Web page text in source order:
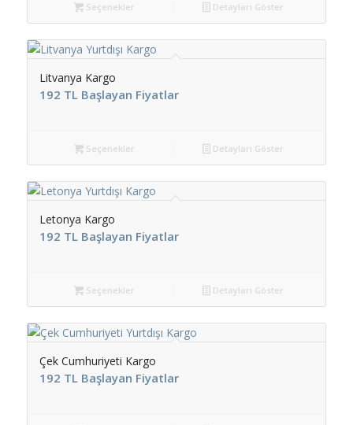
Seçenekler Detayları Göster
Litvanya Kargo
192 TL Başlayan Fiyatlar
Seçenekler Detayları Göster
Letonya Kargo
192 TL Başlayan Fiyatlar
Seçenekler Detayları Göster
Çek Cumhuriyeti Kargo
192 TL Başlayan Fiyatlar